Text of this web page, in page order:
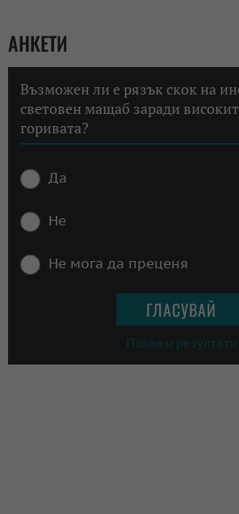
АНКЕТИ
Възможен ли е рязък скок на
световен мащаб заради
горивата?
Да
Не
Не мога да преценя
Покажи резултати